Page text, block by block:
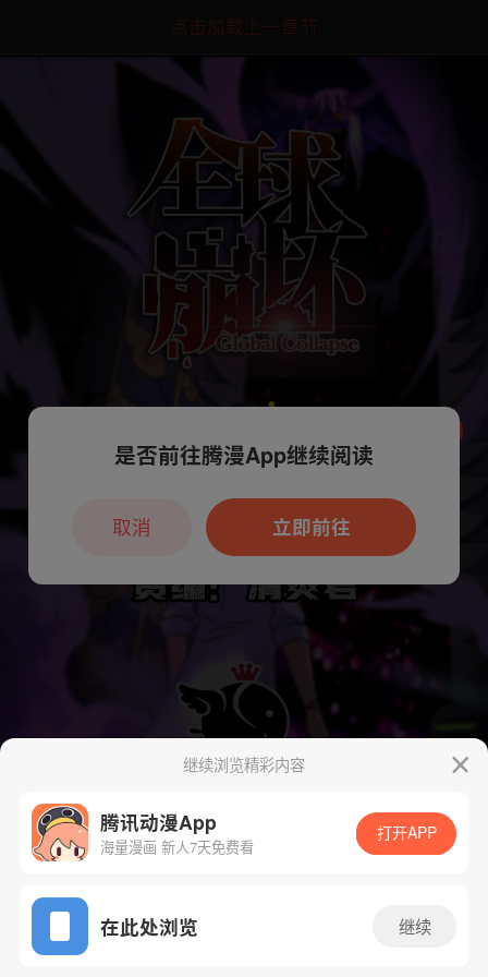
点击加载上一章节
App免费看
下一话
继续浏览精彩内容
腾讯动漫App
海量漫画 新人7天免费看
打开APP
在此处浏览 继续
本章节仅支持App阅读，可打开App新用
户7天免费看
是否前往腾漫App继续阅读
立即前往
取消